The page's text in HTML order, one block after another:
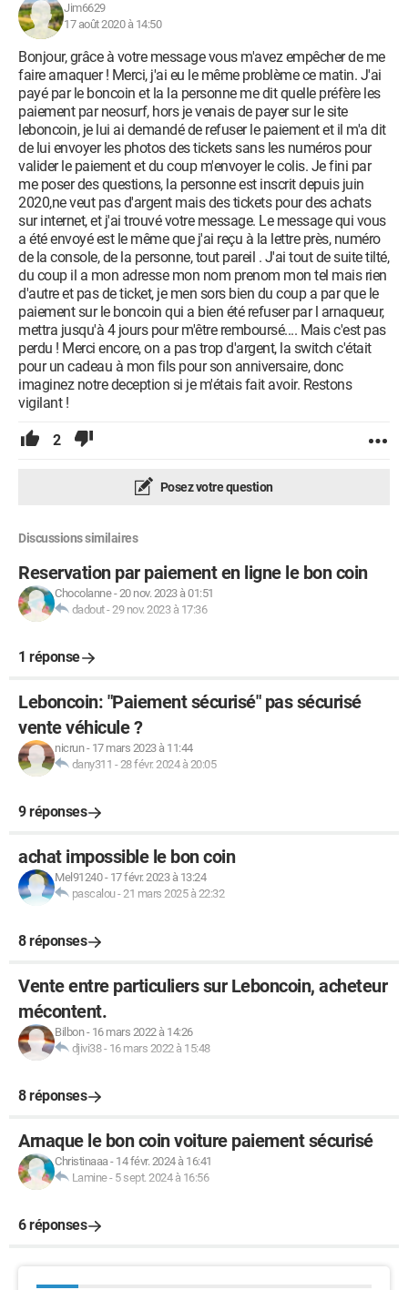
Jim6629
17 août 2020 à 14:50
Bonjour, grâce à votre message vous m'avez empêcher de me
faire arnaquer ! Merci, j'ai eu le même problème ce matin. J'ai
payé par le boncoin et la la personne me dit quelle préfère les
paiement par neosurf, hors je venais de payer sur le site
leboncoin, je lui ai demandé de refuser le paiement et il m'a dit
de lui envoyer les photos des tickets sans les numéros pour
valider le paiement et du coup m'envoyer le colis. Je fini par
me poser des questions, la personne est inscrit depuis juin
2020,ne veut pas d'argent mais des tickets pour des achats
sur internet, et j'ai trouvé votre message. Le message qui vous
a été envoyé est le même que j'ai reçu à la lettre près, numéro
de la console, de la personne, tout pareil . J'ai tout de suite tilté,
du coup il a mon adresse mon nom prenom mon tel mais rien
d'autre et pas de ticket, je men sors bien du coup a par que le
paiement sur le boncoin qui a bien été refuser par l arnaqueur,
mettra jusqu'à 4 jours pour m'être remboursé.... Mais c'est pas
perdu ! Merci encore, on a pas trop d'argent, la switch c'était
pour un cadeau à mon fils pour son anniversaire, donc
imaginez notre deception si je m'étais fait avoir. Restons
vigilant !
2
Posez votre question
Discussions similaires
Reservation par paiement en ligne le bon coin
Chocolanne-20 nov. 2023 à 01:51
dadout-29 nov. 2023 à 17:36
1 réponse
Leboncoin: "Paiement sécurisé" pas sécurisé
vente véhicule ?
nicrun- 17 mars 2023 à 11:44
dany311 -28 févr. 2024 à 20:05
9 réponses
achat impossible le bon coin
Mel91240- 17 févr. 2023 à 13:24
pascalou-21 mars 2025 à 22:32
8 réponses
Vente entre particuliers sur Leboncoin, acheteur
mécontent.
Bilbon- 16 mars 2022 à 14:26
djivi38- 16 mars 2022 à 15:48
8 réponses
Arnaque le bon coin voiture paiement sécurisé
Christinaaa- 14 févr. 2024 à 16:41
Lamine- 5 sept. 2024 à 16:56
6 réponses